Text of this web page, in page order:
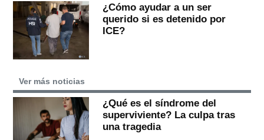
¿Cómo ayudar a un ser
querido si es detenido por
ICE?
Ver más noticias
¿Qué es el síndrome del
superviviente? La culpa tras
una tragedia